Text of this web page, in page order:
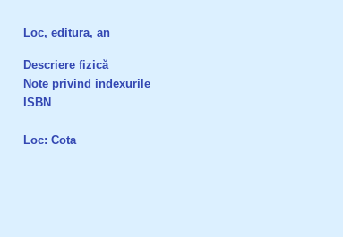
Loc, editura, an
Descriere fizică
Note privind indexurile
ISBN
Loc: Cota